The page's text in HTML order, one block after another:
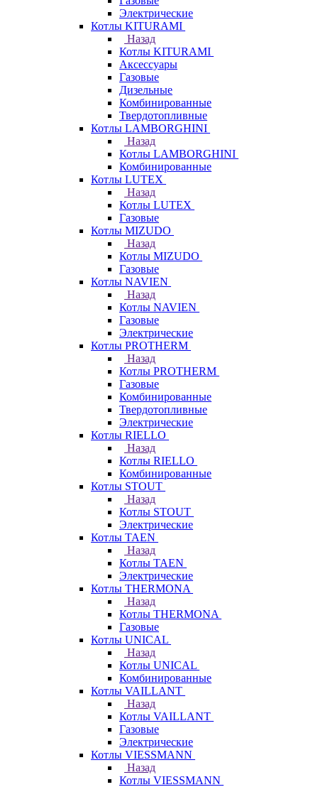
Электрические
Котлы KITURAMI
Назад
Котлы KITURAMI
Аксессуары
Газовые
Дизельные
Комбинированные
Твердотопливные
Котлы LAMBORGHINI
Назад
Котлы LAMBORGHINI
Комбинированные
Котлы LUTEX
Назад
Котлы LUTEX
Газовые
Котлы MIZUDO
Назад
Котлы MIZUDO
Газовые
Котлы NAVIEN
Назад
Котлы NAVIEN
Газовые
Электрические
Котлы PROTHERM
Назад
Котлы PROTHERM
Газовые
Комбинированные
Твердотопливные
Электрические
Котлы RIELLO
Назад
Котлы RIELLO
Комбинированные
Котлы STOUT
Назад
Котлы STOUT
Электрические
Котлы TAEN
Назад
Котлы TAEN
Электрические
Котлы THERMONA
Назад
Котлы THERMONA
Газовые
Котлы UNICAL
Назад
Котлы UNICAL
Комбинированные
Котлы VAILLANT
Назад
Котлы VAILLANT
Газовые
Электрические
Котлы VIESSMANN
Назад
Котлы VIESSMANN